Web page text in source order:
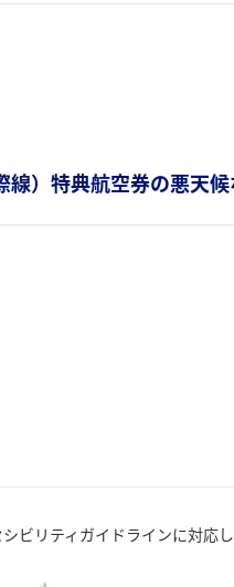
線）特典航空券の悪天
ビリティガイドラインに対応